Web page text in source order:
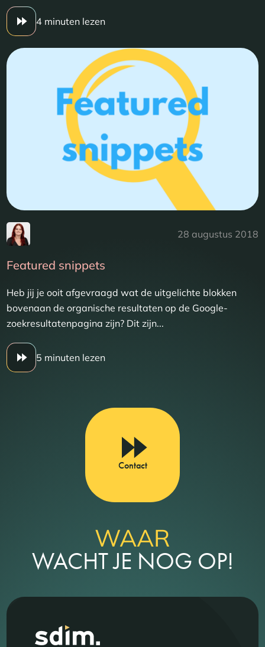
4 minuten lezen
28 augustus 2018
Featured snippets
Heb jij je ooit afgevraagd wat de uitgelichte blokken
bovenaan de organische resultaten op de Google-
zoekresultatenpagina zijn? Dit zijn...
5 minuten lezen
Contact
WAAR
WACHT JE NOG OP!